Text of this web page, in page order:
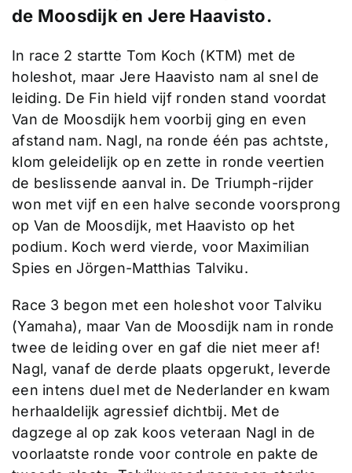
de Moosdijk en Jere Haavisto.
In race 2 startte Tom Koch (KTM) met de
holeshot, maar Jere Haavisto nam al snel de
leiding. De Fin hield vijf ronden stand voordat
Van de Moosdijk hem voorbij ging en even
afstand nam. Nagl, na ronde één pas achtste,
klom geleidelijk op en zette in ronde veertien
de beslissende aanval in. De Triumph-rijder
won met vijf en een halve seconde voorsprong
op Van de Moosdijk, met Haavisto op het
podium. Koch werd vierde, voor Maximilian
Spies en Jörgen-Matthias Talviku.
Race 3 begon met een holeshot voor Talviku
(Yamaha), maar Van de Moosdijk nam in ronde
twee de leiding over en gaf die niet meer af!
Nagl, vanaf de derde plaats opgerukt, leverde
een intens duel met de Nederlander en kwam
herhaaldelijk agressief dichtbij. Met de
dagzege al op zak koos veteraan Nagl in de
voorlaatste ronde voor controle en pakte de